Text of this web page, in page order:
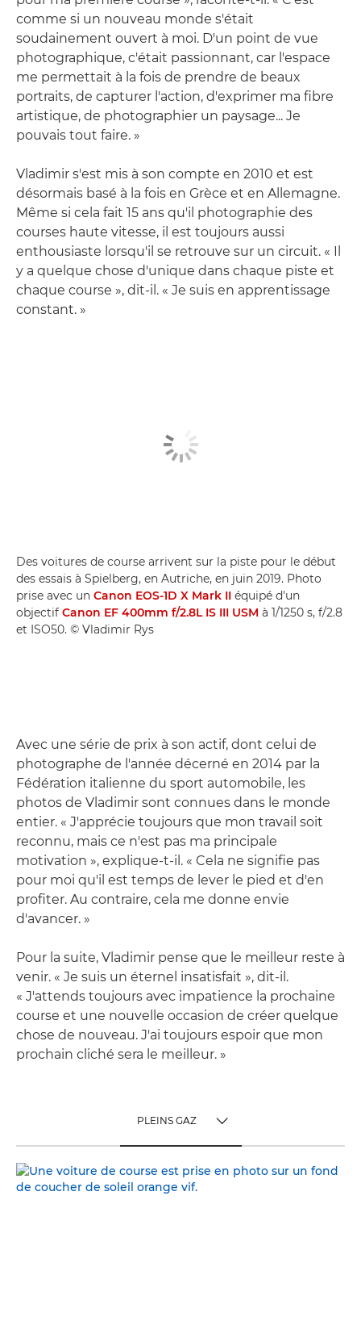
comme si un nouveau monde s'était
soudainement ouvert à moi. D'un point de vue
photographique, c'était passionnant, car l'espace
me permettait à la fois de prendre de beaux
portraits, de capturer l'action, d'exprimer ma fibre
artistique, de photographier un paysage... Je
pouvais tout faire. »
Vladimir s'est mis à son compte en 2010 et est
désormais basé à la fois en Grèce et en Allemagne.
Même si cela fait 15 ans qu'il photographie des
courses haute vitesse, il est toujours aussi
enthousiaste lorsqu'il se retrouve sur un circuit. « Il
y a quelque chose d'unique dans chaque piste et
chaque course », dit-il. « Je suis en apprentissage
constant. »
Des voitures de course arrivent sur la piste pour le début
des essais à Spielberg, en Autriche, en juin 2019. Photo
prise avec un Canon EOS-1D X Mark II équipé d'un
objectif Canon EF 400mm f/2.8L IS III USM à 1/1250 s, f/2.8
et ISO50. © Vladimir Rys
Avec une série de prix à son actif, dont celui de
photographe de l'année décerné en 2014 par la
Fédération italienne du sport automobile, les
photos de Vladimir sont connues dans le monde
entier. « J'apprécie toujours que mon travail soit
reconnu, mais ce n'est pas ma principale
motivation », explique-t-il. « Cela ne signifie pas
pour moi qu'il est temps de lever le pied et d'en
profiter. Au contraire, cela me donne envie
d'avancer. »
Pour la suite, Vladimir pense que le meilleur reste à
venir. « Je suis un éternel insatisfait », dit-il.
« J'attends toujours avec impatience la prochaine
course et une nouvelle occasion de créer quelque
chose de nouveau. J'ai toujours espoir que mon
prochain cliché sera le meilleur. »
PLEINS GAZ
PLEINS GAZ